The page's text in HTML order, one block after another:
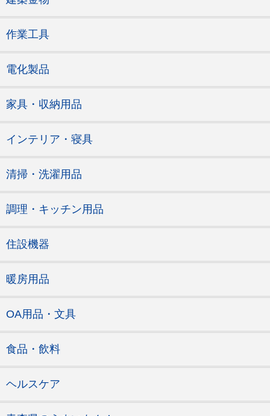
作業工具
電化製品
家具・収納用品
インテリア・寝具
清掃・洗濯用品
調理・キッチン用品
住設機器
暖房用品
OA用品・文具
食品・飲料
ヘルスケア